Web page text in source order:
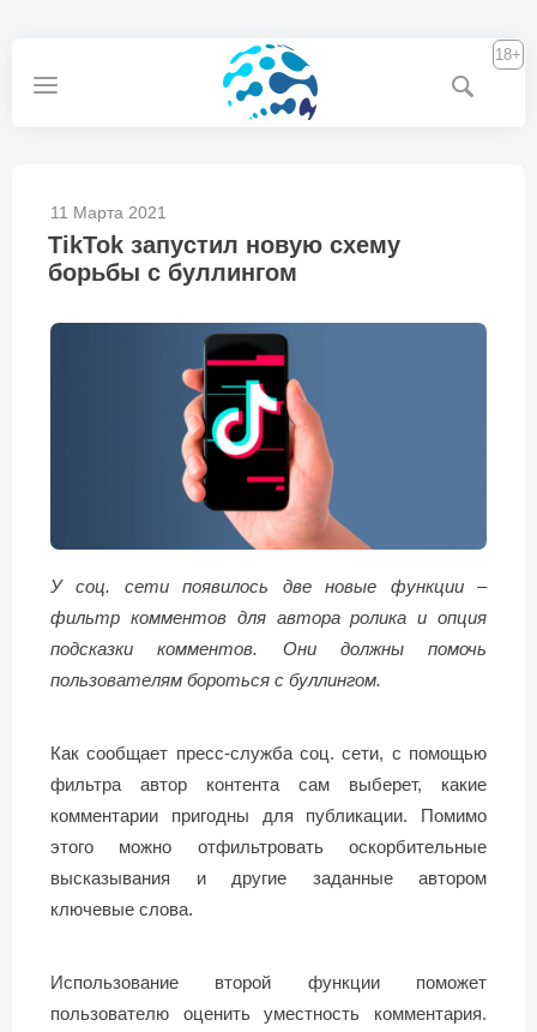
18+
11 Марта 2021
TikTok запустил новую схему
борьбы с буллингом
У соц. сети появилось две новые функции –
фильтр комментов для автора ролика и опция
подсказки комментов. Они должны помочь
пользователям бороться с буллингом.
Как сообщает пресс-служба соц. сети, с помощью
фильтра автор контента сам выберет, какие
комментарии пригодны для публикации. Помимо
этого можно отфильтровать оскорбительные
высказывания и другие заданные автором
ключевые слова.
Использование второй функции поможет
пользователю оценить уместность комментария.